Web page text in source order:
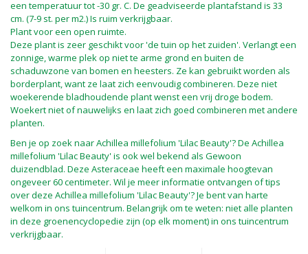
een temperatuur tot -30 gr. C. De geadviseerde plantafstand is 33
cm. (7-9 st. per m2.) Is ruim verkrijgbaar.
Plant voor een open ruimte.
Deze plant is zeer geschikt voor 'de tuin op het zuiden'. Verlangt een
zonnige, warme plek op niet te arme grond en buiten de
schaduwzone van bomen en heesters. Ze kan gebruikt worden als
borderplant, want ze laat zich eenvoudig combineren. Deze niet
woekerende bladhoudende plant wenst een vrij droge bodem.
Woekert niet of nauwelijks en laat zich goed combineren met andere
planten.
Ben je op zoek naar Achillea millefolium 'Lilac Beauty'? De Achillea
millefolium 'Lilac Beauty' is ook wel bekend als Gewoon
duizendblad. Deze Asteraceae heeft een maximale hoogtevan
ongeveer 60 centimeter. Wil je meer informatie ontvangen of tips
over deze Achillea millefolium 'Lilac Beauty'? Je bent van harte
welkom in ons tuincentrum. Belangrijk om te weten: niet alle planten
in deze groenencyclopedie zijn (op elk moment) in ons tuincentrum
verkrijgbaar.